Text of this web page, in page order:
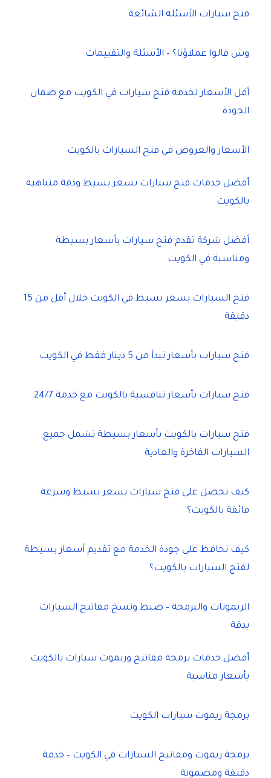
فتح سيارات الأسئلة الشائعة
وش قالوا عملاؤنا؟ – الأسئلة والتقييمات
أقل الأسعار لخدمة فتح سيارات في الكويت مع ضمان
الجودة
الأسعار والعروض في فتح السيارات بالكويت
أفضل خدمات فتح سيارات بسعر بسيط ودقة متناهية
بالكويت
أفضل شركة تقدم فتح سيارات بأسعار بسيطة
ومناسبة في الكويت
فتح السيارات بسعر بسيط في الكويت خلال أقل من 15
دقيقة
فتح سيارات بأسعار تبدأ من 5 دينار فقط في الكويت
فتح سيارات بأسعار تنافسية بالكويت مع خدمة 24/7
فتح سيارات بالكويت بأسعار بسيطة تشمل جميع
السيارات الفاخرة والعادية
كيف تحصل على فتح سيارات بسعر بسيط وسرعة
فائقة بالكويت؟
كيف نحافظ على جودة الخدمة مع تقديم أسعار بسيطة
لفتح السيارات بالكويت؟
الريموتات والبرمجة – ضبط ونسخ مفاتيح السيارات
بدقة
أفضل خدمات برمجة مفاتيح وريموت سيارات بالكويت
بأسعار مناسبة
برمجة ريموت سيارات الكويت
برمجة ريموت ومفاتيح السيارات في الكويت – خدمة
دقيقة ومضمونة